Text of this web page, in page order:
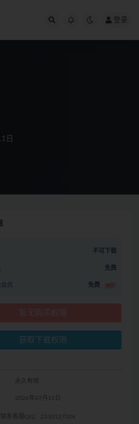
登录
日
不可下载
免费
员 免费 推荐
获取下载权限
永久有效
2026年07月11日
系客服QQ：2130127326